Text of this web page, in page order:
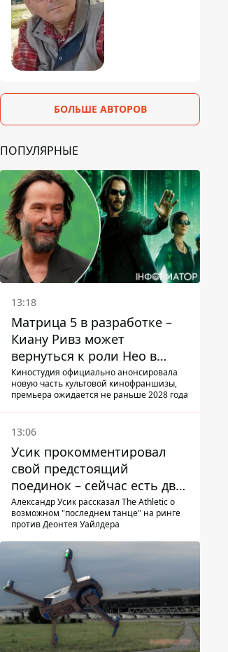
БОЛЬШЕ АВТОРОВ
ПОПУЛЯРНЫЕ
13:18
Матрица 5 в разработке –
Киану Ривз может
вернуться к роли Нео в
пятой части
Киностудия официально анонсировала
новую часть культовой кинофраншизы,
премьера ожидается не раньше 2028 года
13:06
Усик прокомментировал
свой предстоящий
поединок – сейчас есть два
варианта
Александр Усик рассказал The Athletic о
возможном "последнем танце" на ринге
против Деонтея Уайлдера